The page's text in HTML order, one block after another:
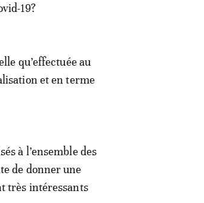
19?
qu’effectuée au
et en terme
à l’ensemble des
de donner une
très intéressants